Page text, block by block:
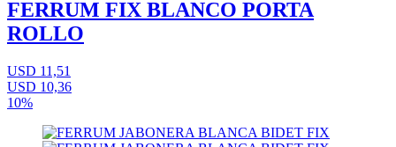
FERRUM FIX BLANCO PORTA
ROLLO
USD 11,51
USD 10,36
10%